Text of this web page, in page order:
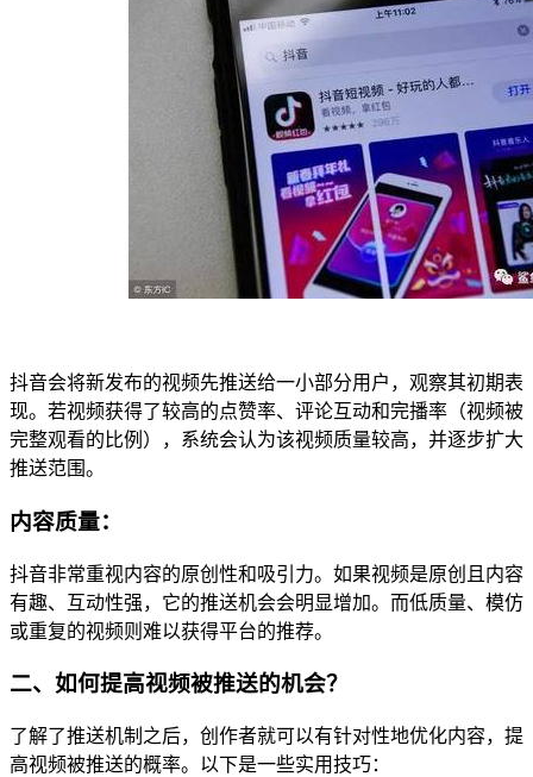
抖音会将新发布的视频先推送给一小部分用户，观察其初期表
现。若视频获得了较高的点赞率、评论互动和完播率（视频被
完整观看的比例），系统会认为该视频质量较高，并逐步扩大
推送范围。
内容质量：
抖音非常重视内容的原创性和吸引力。如果视频是原创且内容
有趣、互动性强，它的推送机会会明显增加。而低质量、模仿
或重复的视频则难以获得平台的推荐。
二、如何提高视频被推送的机会？
了解了推送机制之后，创作者就可以有针对性地优化内容，提
高视频被推送的概率。以下是一些实用技巧：